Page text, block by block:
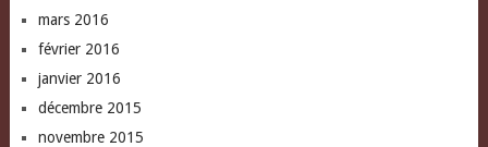
mars 2016
février 2016
janvier 2016
décembre 2015
novembre 2015